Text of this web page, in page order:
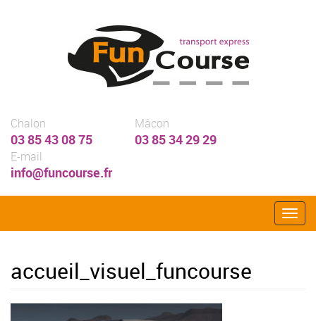
Chalon
03 85 43 08 75
Mâcon
03 85 34 29 29
E-mail
info@funcourse.fr
accueil_visuel_funcourse